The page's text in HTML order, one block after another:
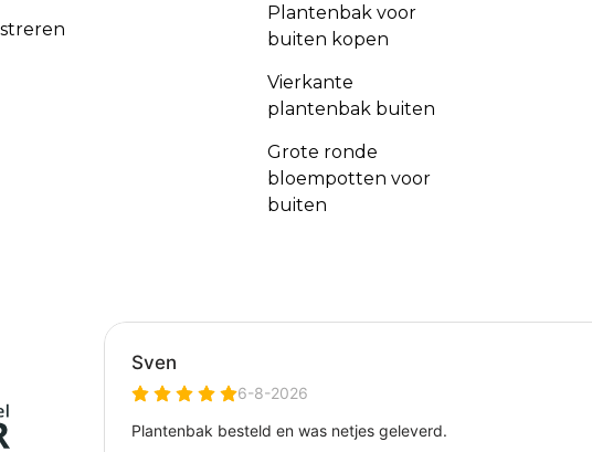
Plantenbak voor
buiten kopen
Vierkante
plantenbak buiten
Grote ronde
bloempotten voor
buiten